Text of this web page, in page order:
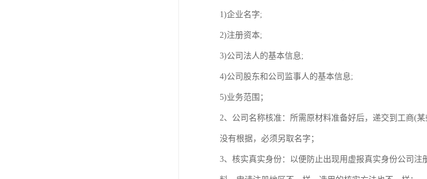
1)企业名字;
2)注册资本;
3)公司法人的基本信息;
4)公司股东和公司监事人的基本信息;
5)业务范围；
2、公司名称核准：所需原材料准备好后，递交到工商(
没有根据，必须另取名字；
3、核实真实身份：以便防止出现用虚报真实身份公司